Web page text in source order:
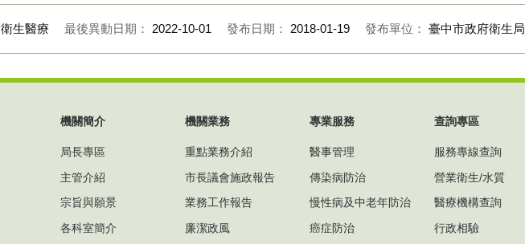
衛生醫療 最後異動日期： 2022-10-01 發布日期： 2018-01-19 發布單位： 臺中市政府衛生局
機關簡介
局長專區
主管介紹
宗旨與願景
各科室簡介
機關業務
重點業務介紹
市長議會施政報告
業務工作報告
廉潔政風
專業服務
醫事管理
傳染病防治
慢性病及中老年防治
癌症防治
查詢專區
服務專線查詢
營業衛生/水質
醫療機構查詢
行政相驗